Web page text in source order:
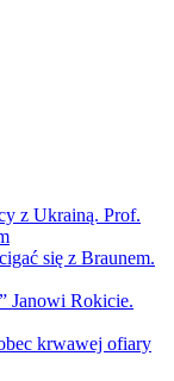
z Ukrainą. Prof.
się z Braunem.
Janowi Rokicie.
krwawej ofiary